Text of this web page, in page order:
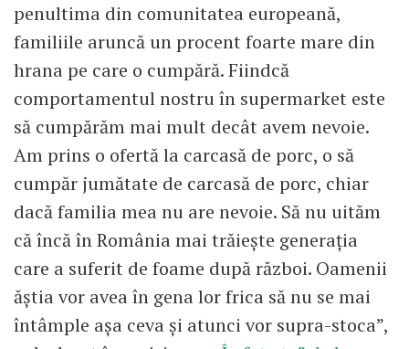
penultima din comunitatea europeană,
familiile aruncă un procent foarte mare din
hrana pe care o cumpără. Fiindcă
comportamentul nostru în supermarket este
să cumpărăm mai mult decât avem nevoie.
Am prins o ofertă la carcasă de porc, o să
cumpăr jumătate de carcasă de porc, chiar
dacă familia mea nu are nevoie. Să nu uităm
că încă în România mai trăiește generația
care a suferit de foame după război. Oamenii
ăștia vor avea în gena lor frica să nu se mai
întâmple așa ceva și atunci vor supra-stoca”,